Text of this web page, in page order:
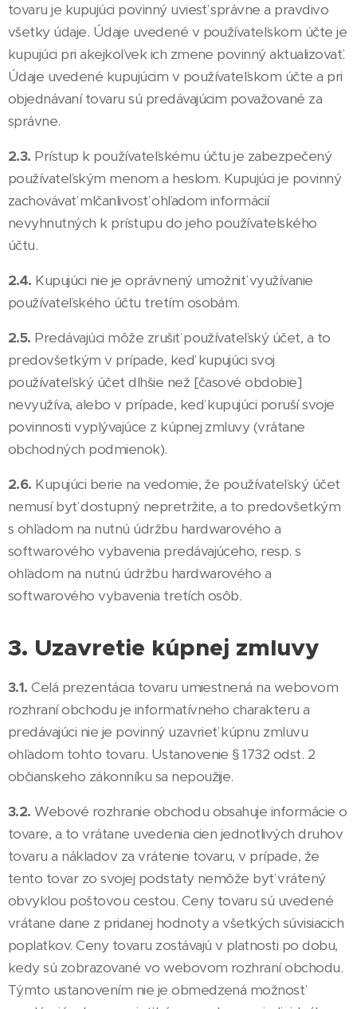
tovaru je kupujúci povinný uviesť správne a pravdivo
všetky údaje. Údaje uvedené v používateľskom účte je
kupujúci pri akejkoľvek ich zmene povinný aktualizovať.
Údaje uvedené kupujúcim v používateľskom účte a pri
objednávaní tovaru sú predávajúcim považované za
správne.
2.3. Prístup k používateľskému účtu je zabezpečený
používateľským menom a heslom. Kupujúci je povinný
zachovávať mlčanlivosť ohľadom informácií
nevyhnutných k prístupu do jeho používatelského
účtu.
2.4. Kupujúci nie je oprávnený umožniť využívanie
používateľského účtu tretím osobám.
2.5. Predávajúci môže zrušiť používateľský účet, a to
predovšetkým v prípade, keď kupujúci svoj
používateľský účet dlhšie než [časové obdobie]
nevyužíva, alebo v prípade, keď kupujúci poruší svoje
povinnosti vyplývajúce z kúpnej zmluvy (vrátane
obchodných podmienok).
2.6. Kupujúci berie na vedomie, že používateľský účet
nemusí byť dostupný nepretržite, a to predovšetkým
s ohľadom na nutnú údržbu hardwarového a
softwarového vybavenia predávajúceho, resp. s
ohľadom na nutnú údržbu hardwarového a
softwarového vybavenia tretích osôb.
3. Uzavretie kúpnej zmluvy
3.1.Celá prezentácia tovaru umiestnená na webovom
rozhraní obchodu je informatívneho charakteru a
predávajúci nie je povinný uzavrieť kúpnu zmluvu
ohľadom tohto tovaru. Ustanovenie § 1732 odst. 2
občianskeho zákonníku sa nepoužije.
3.2.Webové rozhranie obchodu obsahuje informácie o
tovare, a to vrátane uvedenia cien jednotlivých druhov
tovaru a nákladov za vrátenie tovaru, v prípade, že
tento tovar zo svojej podstaty nemôže byť vrátený
obvyklou poštovou cestou. Ceny tovaru sú uvedené
vrátane dane z pridanej hodnoty a všetkých súvisiacich
poplatkov. Ceny tovaru zostávajú v platnosti po dobu,
kedy sú zobrazované vo webovom rozhraní obchodu.
Týmto ustanovením nie je obmedzená možnosť